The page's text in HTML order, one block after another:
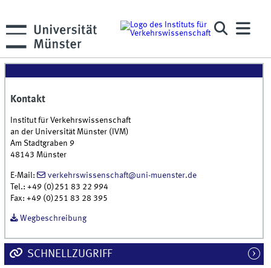
Kontakt
Institut für Verkehrswissenschaft
an der Universität Münster (IVM)
Am Stadtgraben 9
48143 Münster
E-Mail:
verkehrswissenschaft@uni-muenster.de
Tel.: +49 (0)251 83 22 994
Fax: +49 (0)251 83 28 395
Wegbeschreibung
SCHNELLZUGRIFF